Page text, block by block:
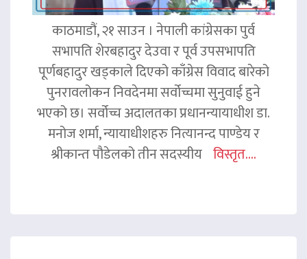
काठमाडौं, २१ साउन । नेपाली कांग्रेसका पुर्व
सभापति शेरबहादुर देउवा र पूर्व उपसभापति
पूर्णबहादुर खड्काले दिएको काँग्रेस विवाद बारेको
पुनरावलोकन निवदेनमा सर्वोच्चमा सुनुवाई हुने
भएको छ। सर्वोच्च अदालतका प्रधानन्यायाधीश डा.
मनोज शर्मा, न्यायाधीशहरु नित्यानन्द पाण्डेय र
श्रीकान्त पौडेलको तीन सदस्यीय विस्तृत....